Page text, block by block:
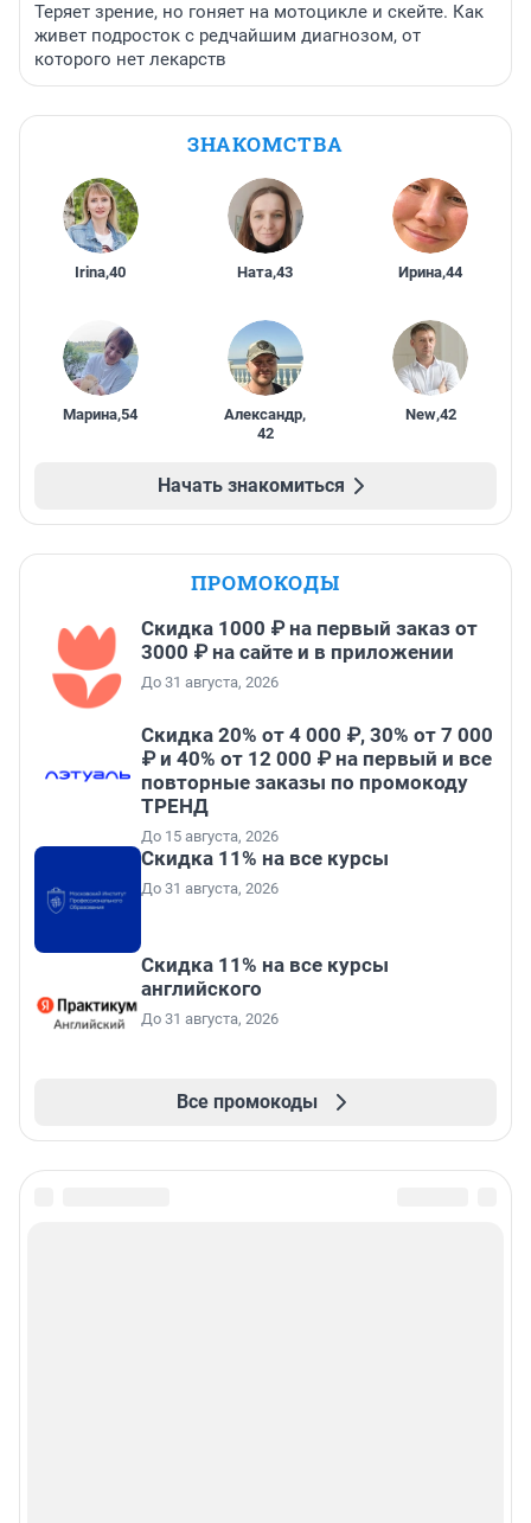
Теряет зрение, но гоняет на мотоцикле и скейте. Как
живет подросток с редчайшим диагнозом, от
которого нет лекарств
ЗНАКОМСТВА
Irina,40 Ната,43 Ирина,44
Марина,54 Александр,
42
New,42
Начать знакомиться
ПРОМОКОДЫ
Скидка 1000 ₽ на первый заказ от
3000 ₽ на сайте и в приложении
До 31 августа, 2026
Скидка 20% от 4 000 ₽, 30% от 7 000
₽ и 40% от 12 000 ₽ на первый и все
повторные заказы по промокоду
ТРЕНД
До 15 августа, 2026
Скидка 11% на все курсы
До 31 августа, 2026
Скидка 11% на все курсы
английского
До 31 августа, 2026
Все промокоды